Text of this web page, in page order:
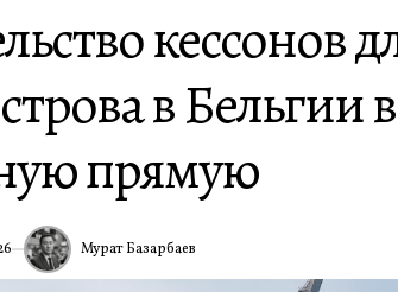
кессонов
в
прямую
ИА Мурат Базарбаев